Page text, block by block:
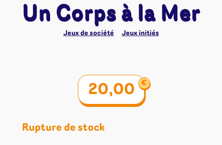
Un Corps à la Mer
Jeux de société Jeux initiés
20,00 €
Rupture de stock